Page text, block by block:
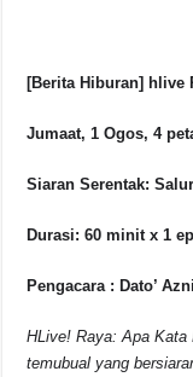
[Berita Hiburan] hlive
Jumaat, 1 Ogos, 4
Siaran Serentak:
Durasi: 60 minit x 1
Pengacara : Dato’
HLive! Raya: Apa Kata
temubual yang